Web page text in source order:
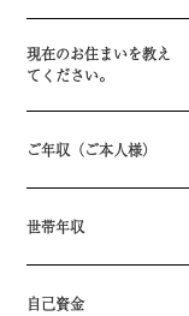
現在のお住まいを教え
てください。
ご年収（ご本人様）
世帯年収
自己資金